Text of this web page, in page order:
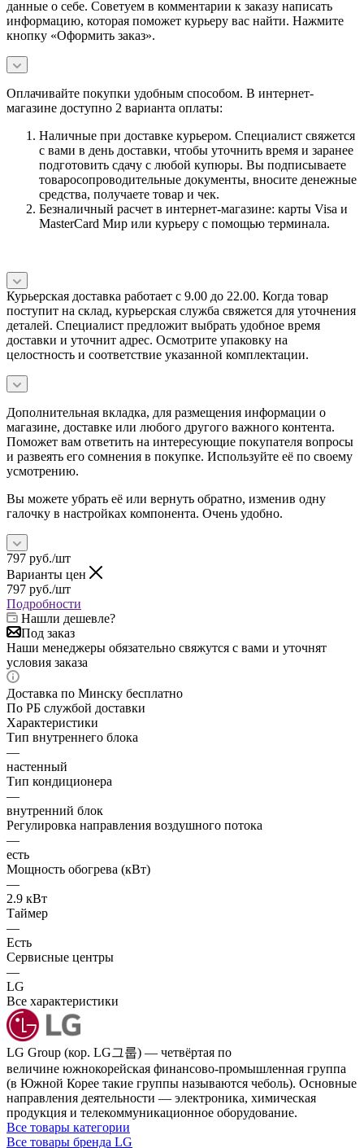
данные о себе. Советуем в комментарии к заказу написать
информацию, которая поможет курьеру вас найти. Нажмите
кнопку «Оформить заказ».
Оплачивайте покупки удобным способом. В интернет-
магазине доступно 2 варианта оплаты:
Наличные при доставке курьером. Специалист свяжется
с вами в день доставки, чтобы уточнить время и заранее
подготовить сдачу с любой купюры. Вы подписываете
товаросопроводительные документы, вносите денежные
средства, получаете товар и чек.
Безналичный расчет в интернет-магазине: карты Visa и
MasterCard Мир или курьеру с помощью терминала.
Курьерская доставка работает с 9.00 до 22.00. Когда товар
поступит на склад, курьерская служба свяжется для уточнения
деталей. Специалист предложит выбрать удобное время
доставки и уточнит адрес. Осмотрите упаковку на
целостность и соответствие указанной комплектации.
Дополнительная вкладка, для размещения информации о
магазине, доставке или любого другого важного контента.
Поможет вам ответить на интересующие покупателя вопросы
и развеять его сомнения в покупке. Используйте её по своему
усмотрению.
Вы можете убрать её или вернуть обратно, изменив одну
галочку в настройках компонента. Очень удобно.
797 руб./шт
Варианты цен
797 руб./шт
Подробности
Нашли дешевле?
Под заказ
Наши менеджеры обязательно свяжутся с вами и уточнят
условия заказа
Доставка по Минску бесплатно
По РБ службой доставки
Характеристики
Тип внутреннего блока
—
настенный
Тип кондиционера
—
внутренний блок
Регулировка направления воздушного потока
—
есть
Мощность обогрева (кВт)
—
2.9 кВт
Таймер
—
Есть
Сервисные центры
—
LG
Все характеристики
LG Group (кор. LG그룹) — четвёртая по
величине южнокорейская финансово-промышленная группа
(в Южной Корее такие группы называются чеболь). Основные
направления деятельности — электроника, химическая
продукция и телекоммуникационное оборудование.
Все товары категории
Все товары бренда LG